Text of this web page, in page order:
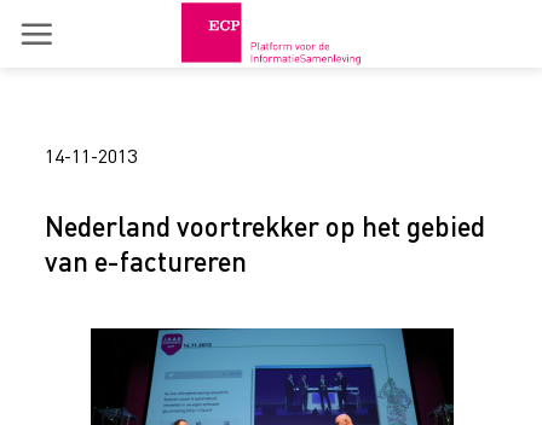
14-11-2013
Nederland voortrekker op het gebied
van e-factureren